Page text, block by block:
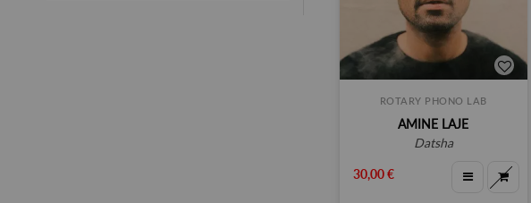
ROTARY PHONO LAB
AMINE LAJE
datsha
30,00 €